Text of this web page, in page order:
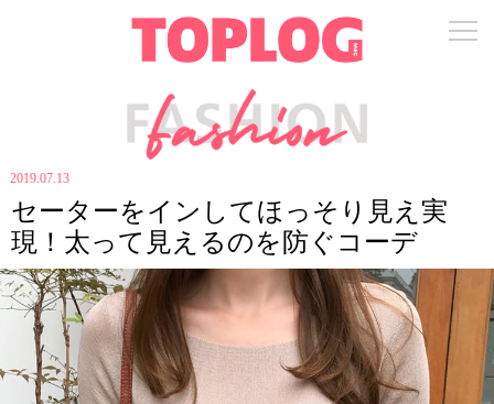
2019.07.13
セーターをインしてほっそり見え実
現！太って見えるのを防ぐコーデ